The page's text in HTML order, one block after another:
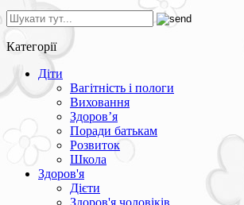
Категорії
Діти
Вагітність і пологи
Виховання
Здоров’я
Поради батькам
Розвиток
Школа
Здоров'я
Дієти